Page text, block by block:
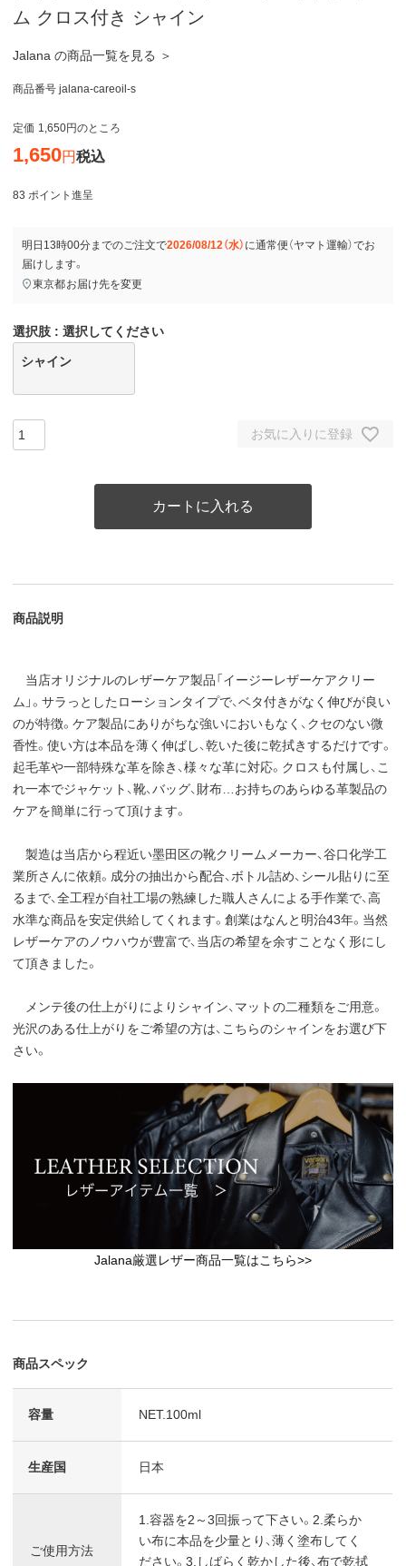
ム クロス付き シャイン
Jalana の商品一覧を見る ＞
商品番号 jalana-careoil-s
定価 1,650 のところ
1,650 税込
83 ポイント進呈
明日 13時00分までのご注文で2026/08/12（水） に通常便（ヤマト運輸）でお
届けします。
東京都お届け先を変更
選択肢 選択してください
シャイン
お気に入りに登録
カートに入れる
商品説明
当店オリジナルのレザーケア製品「イージーレザーケアクリー
ム」。サラっとしたローションタイプで、ベタ付きがなく伸びが良い
のが特徴。ケア製品にありがちな強いにおいもなく、クセのない微
香性。使い方は本品を薄く伸ばし、乾いた後に乾拭きするだけです。
起毛革や一部特殊な革を除き、様々な革に対応。クロスも付属し、こ
れ一本でジャケット、靴、バッグ、財布…お持ちのあらゆる革製品の
ケアを簡単に行って頂けます。
製造は当店から程近い墨田区の靴クリームメーカー、谷口化学工
業所さんに依頼。成分の抽出から配合、ボトル詰め、シール貼りに至
るまで、全工程が自社工場の熟練した職人さんによる手作業で、高
水準な商品を安定供給してくれます。創業はなんと明治43年。当然
レザーケアのノウハウが豊富で、当店の希望を余すことなく形にし
て頂きました。
メンテ後の仕上がりによりシャイン、マットの二種類をご用意。
光沢のある仕上がりをご希望の方は、こちらのシャインをお選び下
さい。
Jalana厳選レザー商品一覧はこちら>>
商品スペック
容量 NET.100ml
生産国 日本
ご使用方法
1.容器を2～3回振って下さい。2.柔らか
い布に本品を少量とり、薄く塗布してく
ださい。3.しばらく乾かした後、布で乾拭